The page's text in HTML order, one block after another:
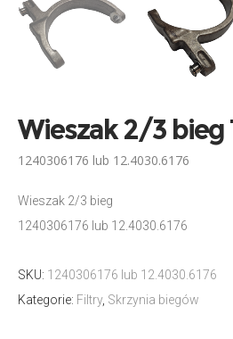
Wieszak 2/3 bieg
1240306176 lub 12.4030.6176
Wieszak 2/3 bieg
1240306176 lub 12.4030.6176
SKU: 1240306176 lub 12.4030.6176
Kategorie: Filtry, Skrzynia biegów